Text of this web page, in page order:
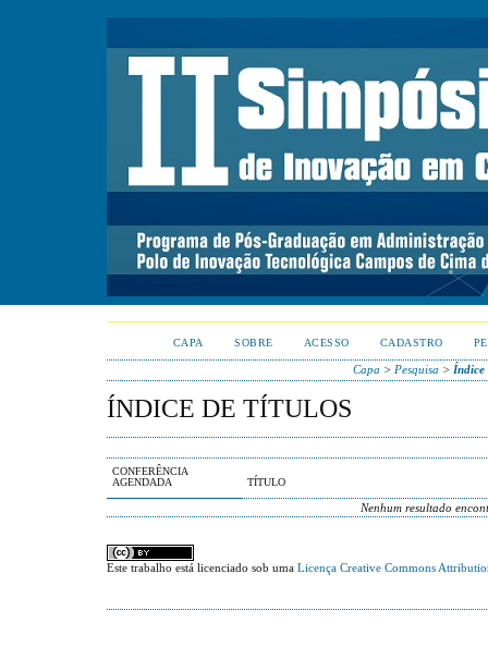
CAPA SOBRE ACESSO CADASTRO
Capa > Pesquisa > Índice
ÍNDICE DE TÍTULOS
CONFERÊNCIA
AGENDADA
TÍTULO
Nenhum resultado
Este trabalho está licenciado sob uma Licença Creative Commons